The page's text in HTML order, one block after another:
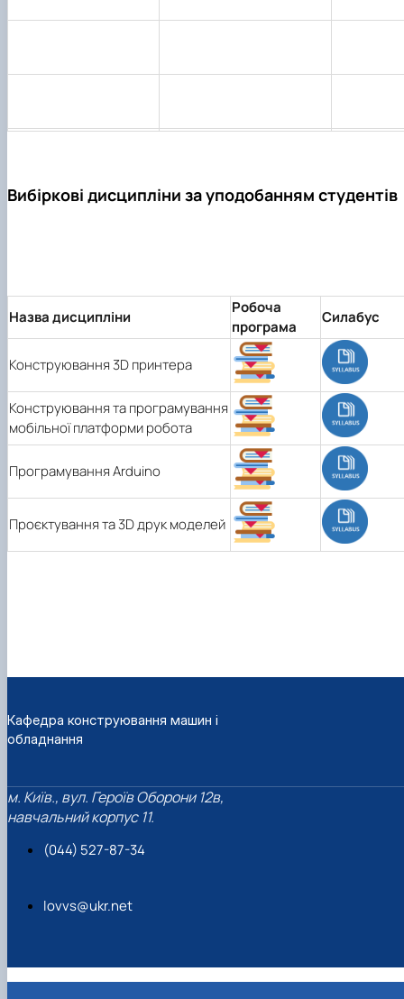
Вибіркові дисципліни за уподобанням студентів
Назва дисципліни
Робоча
програма
Силабус
Конструювання 3D принтера
Конструювання та програмування
мобільної платформи робота
Програмування Arduino
Проєктування та 3D друк моделей
Кафедра конструювання машин і
обладнання
м. Київ., вул. Героїв Оборони 12в,
навчальний корпус 11.
(044) 527-87-34
lovvs@ukr.net